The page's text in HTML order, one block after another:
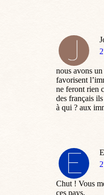
nous avons
favorisent
ne feront rien
des français
à qui ? aux
Chut ! Vous
ces pays.